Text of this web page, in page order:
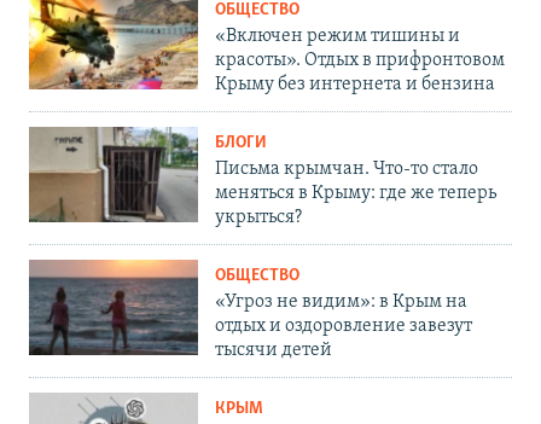
ОБЩЕСТВО
«Включен режим тишины и
красоты». Отдых в прифронтовом
Крыму без интернета и бензина
БЛОГИ
Письма крымчан. Что-то стало
меняться в Крыму: где же теперь
укрыться?
ОБЩЕСТВО
«Угроз не видим»: в Крым на
отдых и оздоровление завезут
тысячи детей
КРЫМ